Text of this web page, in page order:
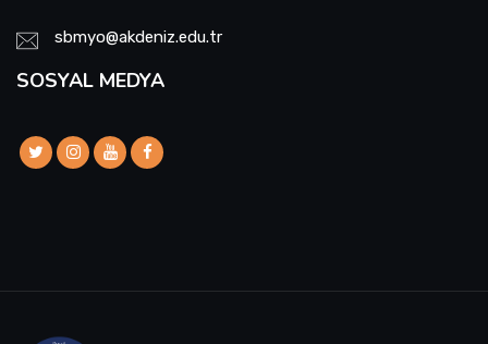
sbmyo@akdeniz.edu.tr
SOSYAL MEDYA